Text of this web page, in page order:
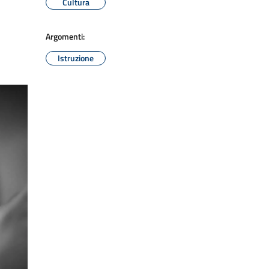
Argomenti:
Istruzione